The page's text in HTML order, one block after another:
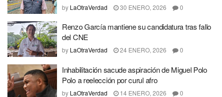
by LaOtraVerdad 30 ENERO, 2026 0
Renzo García mantiene su candidatura tras fallo
del CNE
by LaOtraVerdad 24 ENERO, 2026 0
Inhabilitación sacude aspiración de Miguel Polo
Polo a reelección por curul afro
by LaOtraVerdad 14 ENERO, 2026 0